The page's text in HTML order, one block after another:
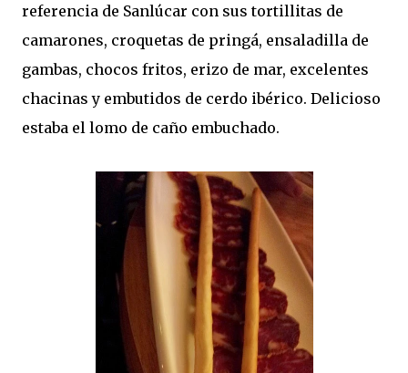
referencia de Sanlúcar con sus tortillitas de
camarones, croquetas de pringá, ensaladilla de
gambas, chocos fritos, erizo de mar, excelentes
chacinas y embutidos de cerdo ibérico. Delicioso
estaba el lomo de caño embuchado.